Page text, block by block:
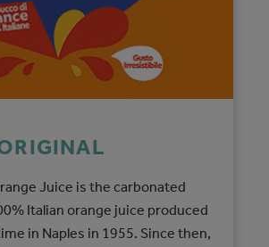
Juice is the carbonated
Italian orange juice produced
in Naples in 1955. Since then,